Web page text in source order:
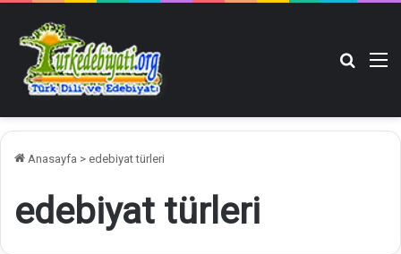
Anasayfa > edebiyat türleri
edebiyat türleri